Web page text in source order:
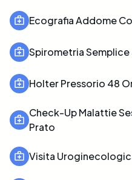
Ecografia Addome
Spirometria Semplice
Holter Pressorio 48
Check-Up Malattie
Prato
Visita